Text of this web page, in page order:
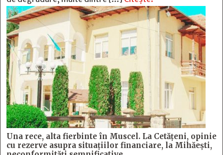
Una rece, alta fierbinte în Muscel. La Cetăţeni, opinie
cu rezerve asupra situaţiilor financiare, la Mihăeşti,